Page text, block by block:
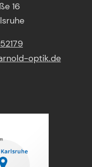
16
optik.de